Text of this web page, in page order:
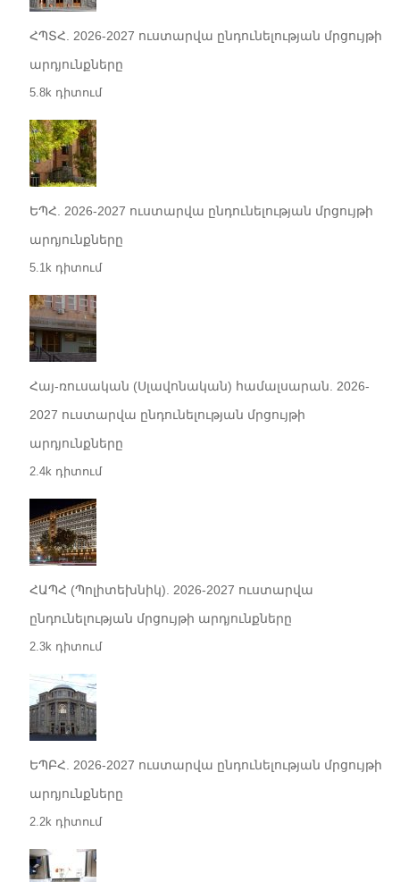
ՀՊՏՀ. 2026-2027 ուստարվա ընդունելության մրցույթի
արդյունքները
5.8k դիտում
ԵՊՀ. 2026-2027 ուստարվա ընդունելության մրցույթի
արդյունքները
5.1k դիտում
Հայ-ռուսական (Սլավոնական) համալսարան. 2026-
2027 ուստարվա ընդունելության մրցույթի
արդյունքները
2.4k դիտում
ՀԱՊՀ (Պոլիտեխնիկ). 2026-2027 ուստարվա
ընդունելության մրցույթի արդյունքները
2.3k դիտում
ԵՊԲՀ. 2026-2027 ուստարվա ընդունելության մրցույթի
արդյունքները
2.2k դիտում